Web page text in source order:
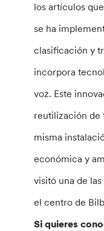
los artículos
se ha
clasificación y
incorpora
voz. Este
reutilización de
misma
económica y
visitó una de
el centro de
Si quieres